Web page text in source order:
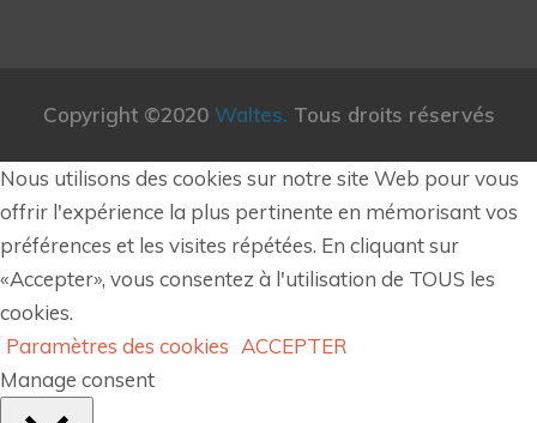
Copyright ©2020 Waltes. Tous droits réservés
Nous utilisons des cookies sur notre site Web pour vous
offrir l'expérience la plus pertinente en mémorisant vos
préférences et les visites répétées. En cliquant sur
«Accepter», vous consentez à l'utilisation de TOUS les
cookies.
Paramètres des cookies ACCEPTER
Manage consent